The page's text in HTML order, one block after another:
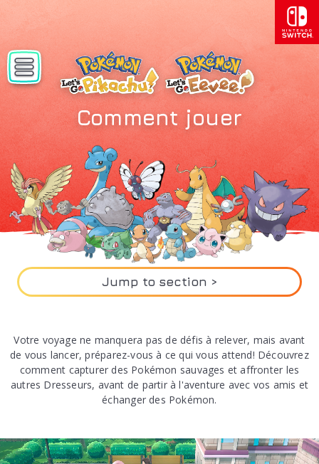
Comment jouer
Jump to section >
Combattre
Jouer à Pokémon en duo
Combats et Échanges Link
Votre voyage ne manquera pas de défis à relever, mais avant
de vous lancer, préparez-vous à ce qui vous attend! Découvrez
comment capturer des Pokémon sauvages et affronter les
autres Dresseurs, avant de partir à l'aventure avec vos amis et
échanger des Pokémon.